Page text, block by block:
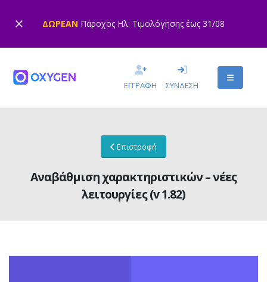
ΔΩΡΕΑΝ Πάροχος Ηλ. Τιμολόγησης έως 31/08
ΕΓΓΡΑΦΗ ΣΥΝΔΕΣΗ
Επιστροφή
Αναβάθμιση χαρακτηριστικών – νέες
λειτουργίες (v 1.82)